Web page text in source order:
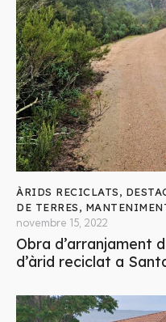
ÀRIDS RECICLATS,
DE TERRES,
novembre 15, 2022
Obra d’arranjament
d’àrid reciclat a